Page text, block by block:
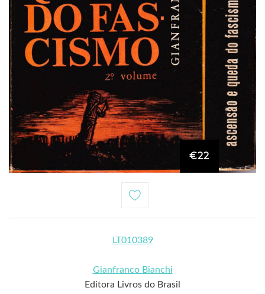
€22
LT010389
Gianfranco Bianchi
Editora Livros do Brasil